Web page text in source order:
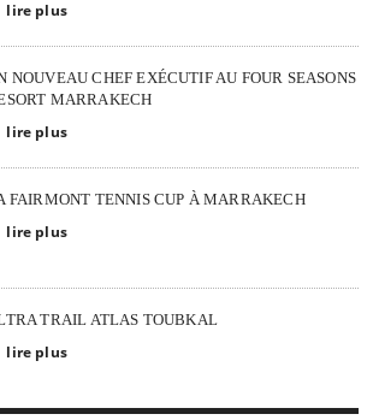
lire plus
NOUVEAU CHEF EXÉCUTIF AU FOUR SEASONS
MARRAKECH
lire plus
FAIRMONT TENNIS CUP À MARRAKECH
lire plus
TRAIL ATLAS TOUBKAL
lire plus